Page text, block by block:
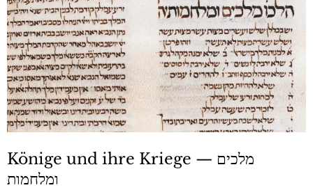
Könige und ihre Kriege — מלכים
ומלחמות